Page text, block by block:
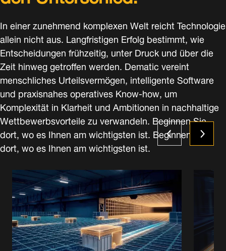
In einer zunehmend komplexen Welt reicht Technologie
allein nicht aus. Langfristigen Erfolg bestimmt, wie
Entscheidungen frühzeitig, unter Druck und über die
Zeit hinweg getroffen werden. Dematic vereint
menschliches Urteilsvermögen, intelligente Software
und praxisnahes operatives Know-how, um
Komplexität in Klarheit und Ambitionen in nachhaltige
Wettbewerbsvorteile zu verwandeln. Beginnen Sie
dort, wo es Ihnen am wichtigsten ist. Beginnen Sie
dort, wo es Ihnen am wichtigsten ist.